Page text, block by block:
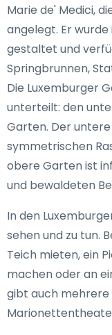
Marie de' Medici,
angelegt. Er
gestaltet und
Springbrunnen,
Die Luxemburger
unterteilt: den
Garten. Der
symmetrischen
obere Garten ist
und bewaldeten
In den
sehen und zu tun.
Teich mieten, ein
machen oder an
gibt auch mehrere